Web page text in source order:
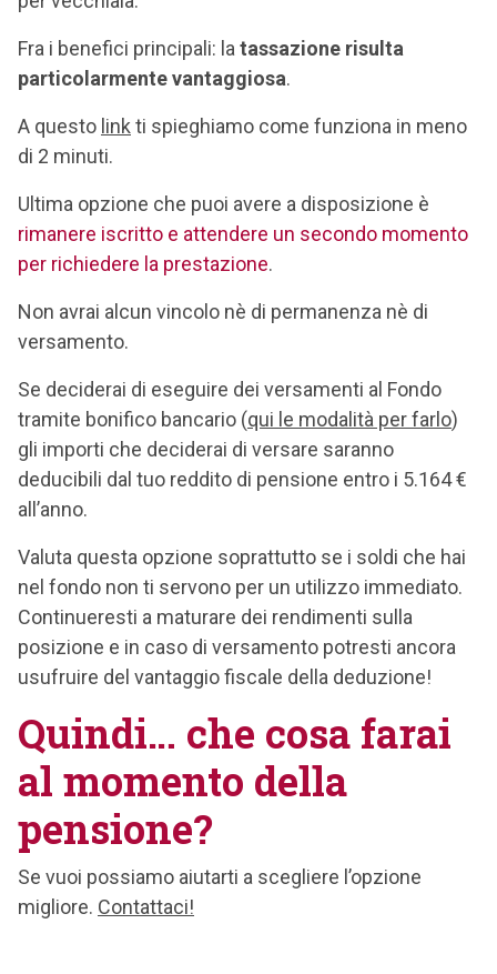
Fra i benefici principali: latassazione risulta
particolarmente vantaggiosa.
A questo linkti spieghiamo come funziona in meno
di 2 minuti.
Ultima opzione che puoi avere a disposizione è
rimanere iscritto e attendere un secondo momento
per richiedere la prestazione.
Non avrai alcun vincolo nè di permanenza nè di
versamento.
Se deciderai di eseguire dei versamenti al Fondo
tramite bonifico bancario (qui le modalità per farlo)
gli importi che deciderai di versare saranno
deducibili dal tuo reddito di pensione entro i 5.164 €
all’anno.
Valuta questa opzione soprattutto se i soldi che hai
nel fondo non ti servono per un utilizzo immediato.
Continueresti a maturare dei rendimenti sulla
posizione e in caso di versamento potresti ancora
usufruire del vantaggio fiscale della deduzione!
Quindi… che cosa farai
al momento della
pensione?
Se vuoi possiamo aiutarti a scegliere l’opzione
migliore. Contattaci!